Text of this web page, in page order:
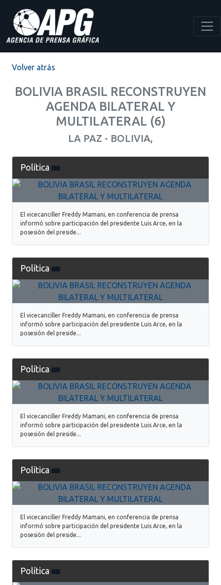
Volver atrás
BOLIVIA BRASIL RECONSTRUYEN
AGENDA BILATERAL Y
MULTILATERAL (6)
LA PAZ - BOLIVIA,
Política
El vicecanciller Freddy Mamani, en conferencia de prensa
informó sobre participación del presidente Luis Arce, en la
posesión del preside...
Política
El vicecanciller Freddy Mamani, en conferencia de prensa
informó sobre participación del presidente Luis Arce, en la
posesión del preside...
Política
El vicecanciller Freddy Mamani, en conferencia de prensa
informó sobre participación del presidente Luis Arce, en la
posesión del preside...
Política
El vicecanciller Freddy Mamani, en conferencia de prensa
informó sobre participación del presidente Luis Arce, en la
posesión del preside...
Política